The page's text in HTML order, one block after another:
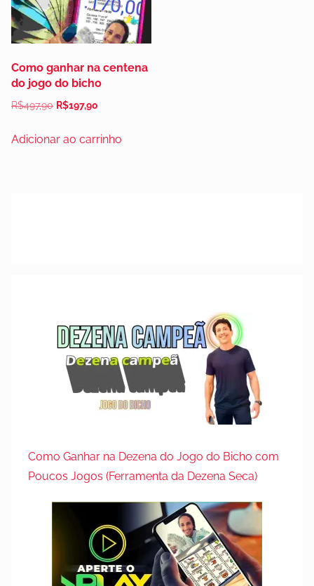
Como ganhar na centena
do jogo do bicho
R$497,90 R$197,90
Adicionar ao carrinho
Como Ganhar na Dezena do Jogo do Bicho com
Poucos Jogos (Ferramenta da Dezena Seca)